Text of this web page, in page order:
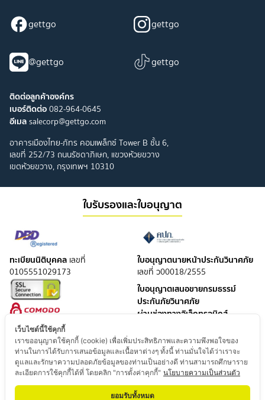
gettgo gettgo
@gettgo gettgo
ติดต่อลูกค้าองค์กร
เบอร์ติดต่อ082-964-0645
อีเมลsalecorp@gettgo.com
อาคารเมืองไทย-ภัทร คอมเพล็กซ์ Tower B ชั้น 6,
เลขที่ 252/73 ถนนรัชดาภิเษก, แขวงห้วยขวาง
เขตห้วยขวาง, กรุงเทพฯ 10310
ใบรับรองและใบอนุญาต
ทะเบียนนิติบุคคล เลขที่
0105551029173
ใบอนุญาตนายหน้าประกันวินาศภัย
เลขที่ ว00018/2555
ใบอนุญาตเสนอขายกรมธรรม์
ประกันภัยวินาศภัย
ผ่านช่องทางอิเล็กทรอนิกส์
ใบอนุญาตนายหน้าประกันชีวิต
เลขที่ ช00004/2551
ใบอนุญาตเสนอขายกรมธรรม์
ประกันชีวิต
ผ่านช่องทางอิเล็กทรอนิกส์
เว็บไซต์นี้ใช้คุกกี้
เราขออนุญาตใช้คุกกี้ (cookie) เพื่อเพิ่มประสิทธิภาพและความพึงพอใจของ
ท่านในการได้รับการเสนอข้อมูลและเนื้อหาต่างๆ ทั้งนี้ ท่านมั่นใจได้ว่าเราจะ
ดูแลและรักษาความปลอดภัยข้อมูลของท่านเป็นอย่างดี ท่านสามารถศึกษาราย
ละเอียดการใช้คุกกี้ได้ที่ โดยคลิก "การตั้งค่าคุกกี้" นโยบายความเป็นส่วนตัว
ยอมรับทั้งหมด